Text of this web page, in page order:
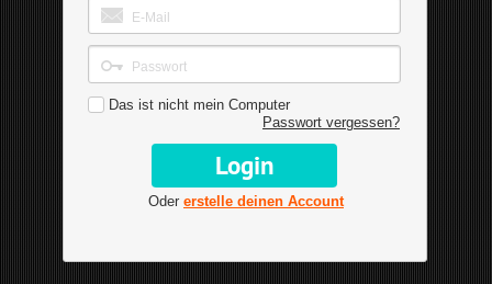
Das ist nicht mein Computer
Passwort vergessen?
Oder erstelle deinen Account